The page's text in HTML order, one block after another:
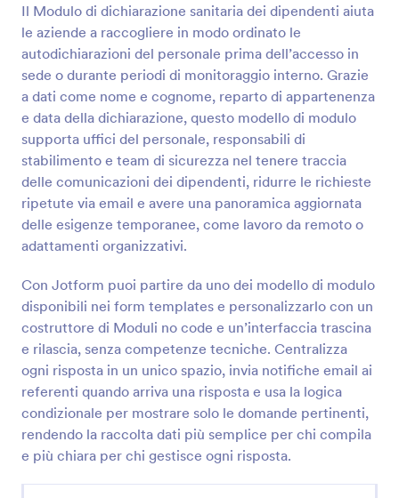
Il Modulo di dichiarazione sanitaria dei dipendenti aiuta
le aziende a raccogliere in modo ordinato le
autodichiarazioni del personale prima dell’accesso in
sede o durante periodi di monitoraggio interno. Grazie
a dati come nome e cognome, reparto di appartenenza
e data della dichiarazione, questo modello di modulo
supporta uffici del personale, responsabili di
stabilimento e team di sicurezza nel tenere traccia
delle comunicazioni dei dipendenti, ridurre le richieste
ripetute via email e avere una panoramica aggiornata
delle esigenze temporanee, come lavoro da remoto o
adattamenti organizzativi.
Con Jotform puoi partire da uno dei modello di modulo
disponibili nei form templates e personalizzarlo con un
costruttore di Moduli no code e un’interfaccia trascina
e rilascia, senza competenze tecniche. Centralizza
ogni risposta in un unico spazio, invia notifiche email ai
referenti quando arriva una risposta e usa la logica
condizionale per mostrare solo le domande pertinenti,
rendendo la raccolta dati più semplice per chi compila
e più chiara per chi gestisce ogni risposta.
Anteprima
Modulo Di Dichiarazione Di Pagamento
Raccogli dichiarazioni di pagamento in modo chiaro
Jotform, utile per amministrazione, associazioni e